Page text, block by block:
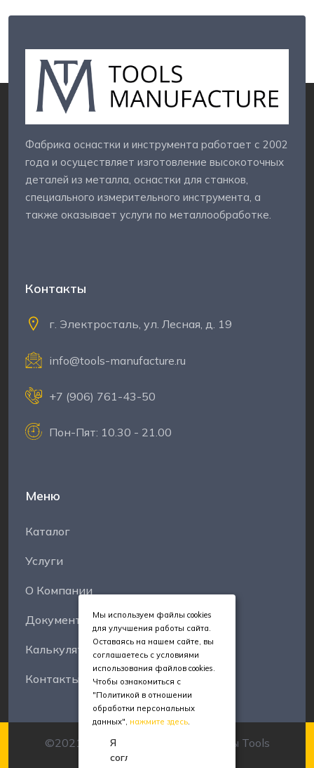
Фабрика оснастки и инструмента работает с 2002
года и осуществляет изготовление высокоточных
деталей из металла, оснастки для станков,
специального измерительного инструмента, а
также оказывает услуги по металлообработке.
Контакты
г. Электросталь, ул. Лесная, д. 19
info@tools-manufacture.ru
+7 (906) 761-43-50
Пон-Пят: 10.30 - 21.00
Меню
Каталог
Услуги
О Компании
Документы
Калькуляторы
Контакты
©2021-2025 Все права защищены Tools
Manufacture
Мы используем файлы cookies
для улучшения работы сайта.
Оставаясь на нашем сайте, вы
соглашаетесь с условиями
использования файлов cookies.
Чтобы ознакомиться с
"Политикой в отношении
обработки персональных
данных", нажмите здесь.
Я
согласен